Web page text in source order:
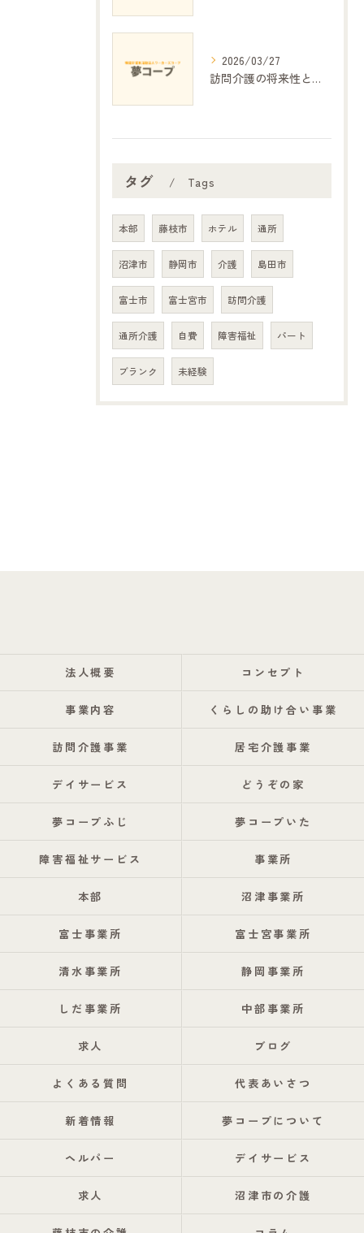
2026/03/27
訪問介護の将来性と課題の展望
タグ Tags
本部 藤枝市 ホテル 通所
沼津市 静岡市 介護 島田市
富士市 富士宮市 訪問介護
通所介護 自費 障害福祉 パート
ブランク 未経験
法人概要 コンセプト
事業内容 くらしの助け合い事業
訪問介護事業 居宅介護事業
デイサービス どうぞの家
夢コープふじ 夢コープいた
障害福祉サービス 事業所
本部 沼津事業所
富士事業所 富士宮事業所
清水事業所 静岡事業所
しだ事業所 中部事業所
求人 ブログ
よくある質問 代表あいさつ
新着情報 夢コープについて
ヘルパー デイサービス
求人 沼津市の介護